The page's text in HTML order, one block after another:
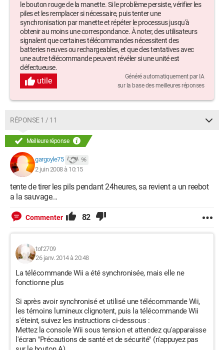
le bouton rouge de la manette. Si le problème persiste, vérifier les
piles et les remplacer si nécessaire, puis tenter une
synchronisation par manette et répéter le processus jusqu'à
obtenir au moins une correspondance. À noter, des utilisateurs
signalent que certaines télécommandes nécessitent des
batteries neuves ou rechargeables, et que des tentatives avec
une autre télécommande peuvent révéler si une unité est
défectueuse.
utile
Généré automatiquement par IA
sur la base des meilleures réponses
RÉPONSE 1 / 11
Meilleure réponse
gargoyle75 96
2 juin 2008 à 10:15
tente de tirer les pils pendant 24heures, sa revient a un reebot
a la sauvage...
Commenter 82
tof2709
26 janv. 2014 à 20:48
La télécommande Wii a été synchronisée, mais elle ne
fonctionne plus
Si après avoir synchronisé et utilisé une télécommande Wii,
les témoins lumineux clignotent, puis la télécommande Wii
s'éteint, suivez les instructions ci-dessous :
Mettez la console Wii sous tension et attendez qu'apparaisse
l'écran "Précautions de santé et de sécurité" (n'appuyez pas